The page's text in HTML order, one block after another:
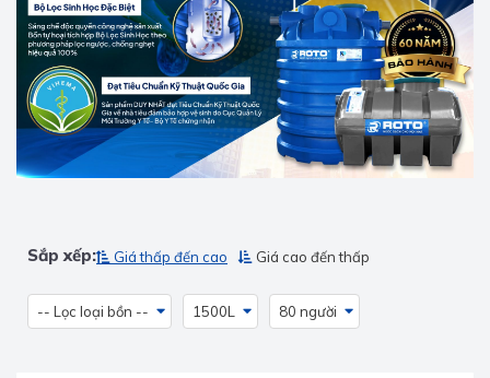
Sắp xếp: Giá thấp đến cao Giá cao đến thấp
-- Lọc loại bồn -- 1500L 80 người